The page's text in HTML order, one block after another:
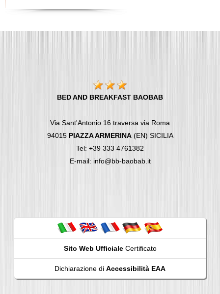
BED AND BREAKFAST BAOBAB
Via Sant'Antonio 16 traversa via Roma
94015 PIAZZA ARMERINA(EN) SICILIA
Tel: +39 333 4761382
E-mail: info@bb-baobab.it
Sito Web UfficialeCertificato
Dichiarazione di Accessibilità EAA